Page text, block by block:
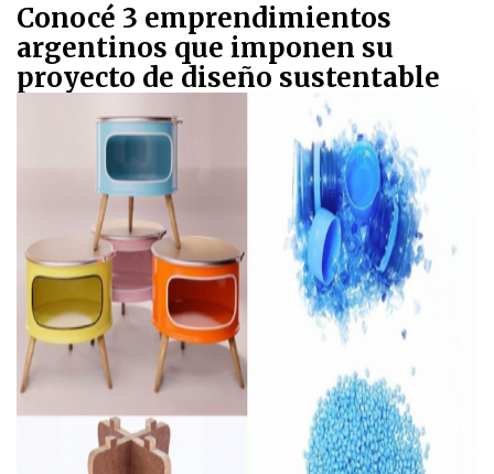
Conocé 3 emprendimientos
argentinos que imponen su
proyecto de diseño sustentable